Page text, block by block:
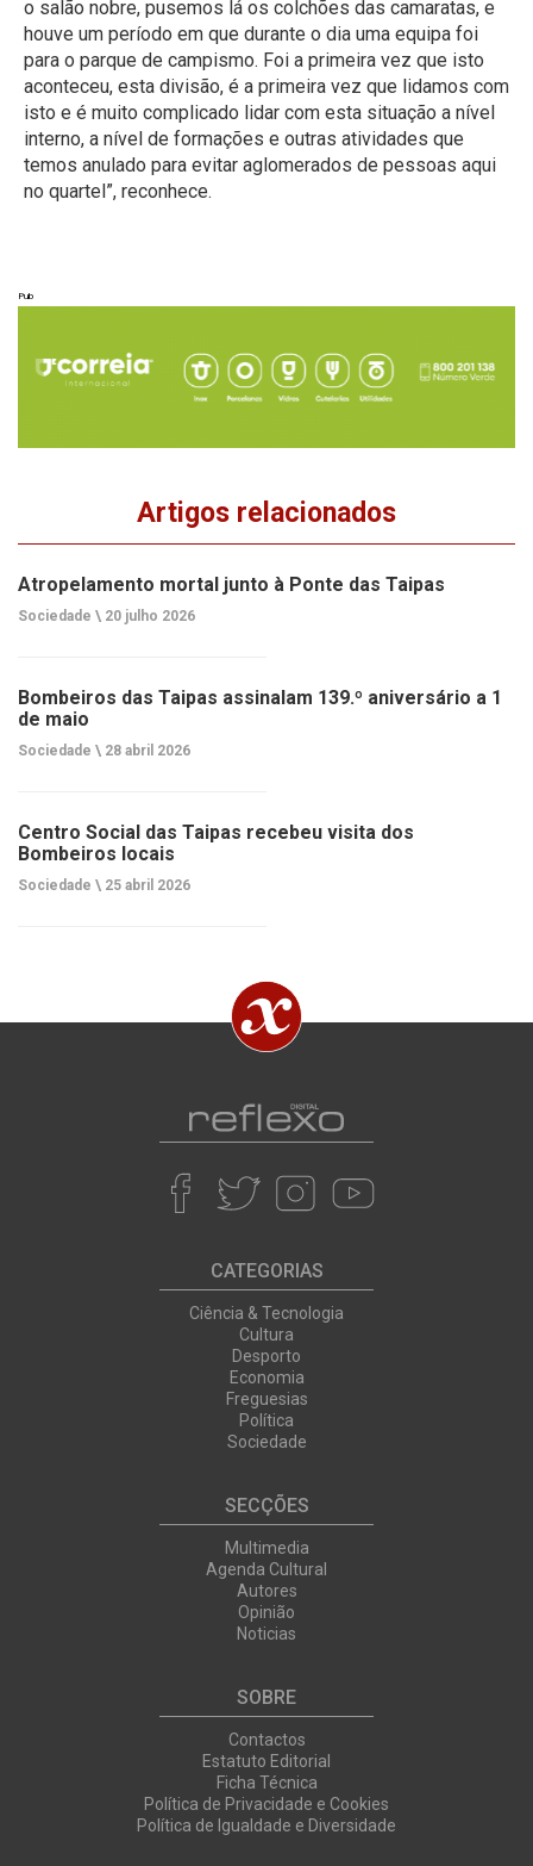
o salão nobre, pusemos lá os colchões das camaratas, e
houve um período em que durante o dia uma equipa foi
para o parque de campismo. Foi a primeira vez que isto
aconteceu, esta divisão, é a primeira vez que lidamos com
isto e é muito complicado lidar com esta situação a nível
interno, a nível de formações e outras atividades que
temos anulado para evitar aglomerados de pessoas aqui
no quartel”, reconhece.
Pub
Artigos relacionados
Atropelamento mortal junto à Ponte das Taipas
Sociedade \ 20 julho 2026
Bombeiros das Taipas assinalam 139.º aniversário a 1
de maio
Sociedade \ 28 abril 2026
Centro Social das Taipas recebeu visita dos
Bombeiros locais
Sociedade \ 25 abril 2026
CATEGORIAS
Ciência & Tecnologia
Cultura
Desporto
Economia
Freguesias
Política
Sociedade
SECÇÕES
Multimedia
Agenda Cultural
Autores
Opinião
Noticias
SOBRE
Contactos
Estatuto Editorial
Ficha Técnica
Política de Privacidade e Cookies
Política de Igualdade e Diversidade